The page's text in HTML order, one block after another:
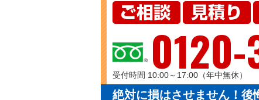
0120-
受付時間 10:00～17:00（年中無休）
絶対に損はさせません！後